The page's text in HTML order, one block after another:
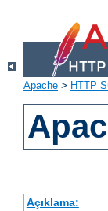
Apache > HTTP
Açıklama: